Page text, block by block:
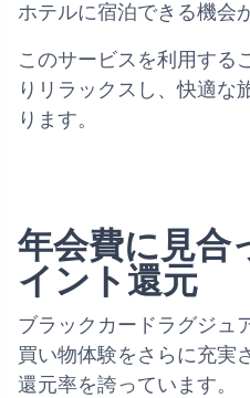
ホテルに宿泊できる機会
このサービスを利用する
りリラックスし、快適な
ります。
年会費に見合
イント還元
ブラックカードラグジュ
買い物体験をさらに充実
還元率を誇っています。